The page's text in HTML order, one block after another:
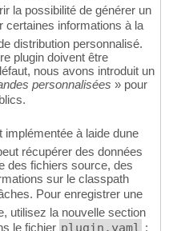
la possibilité de générer un
certaines informations à la
distribution personnalisé.
plugin doivent être
nous avons introduit un
personnalisées » pour
à laide dune
récupérer des données
des fichiers source, des
sur le classpath
Pour enregistrer une
utilisez la nouvelle section
le fichier plugin.yaml :